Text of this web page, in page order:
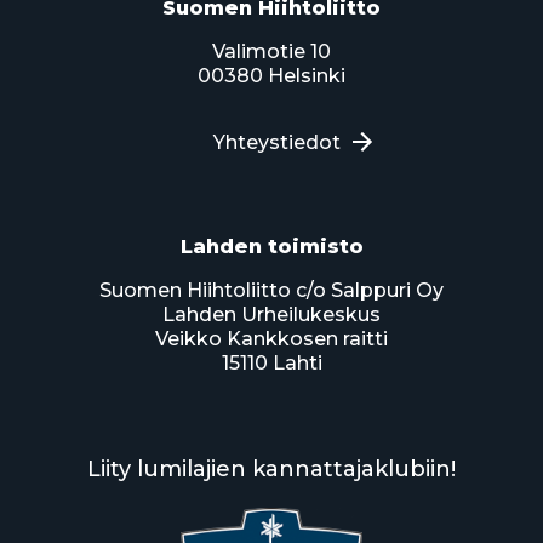
Suomen Hiihtoliitto
Valimotie 10
00380 Helsinki
Yhteystiedot
Lahden toimisto
Suomen Hiihtoliitto c/o Salppuri Oy
Lahden Urheilukeskus
Veikko Kankkosen raitti
15110 Lahti
Liity lumilajien kannattajaklubiin!